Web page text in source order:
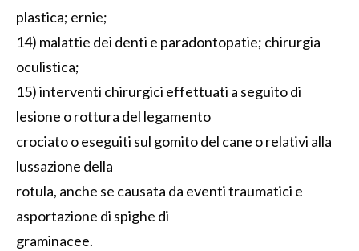
plastica; ernie;
14) malattie dei denti e paradontopatie; chirurgia
oculistica;
15) interventi chirurgici effettuati a seguito di
lesione o rottura del legamento
crociato o eseguiti sul gomito del cane o relativi alla
lussazione della
rotula, anche se causata da eventi traumatici e
asportazione di spighe di
graminacee.